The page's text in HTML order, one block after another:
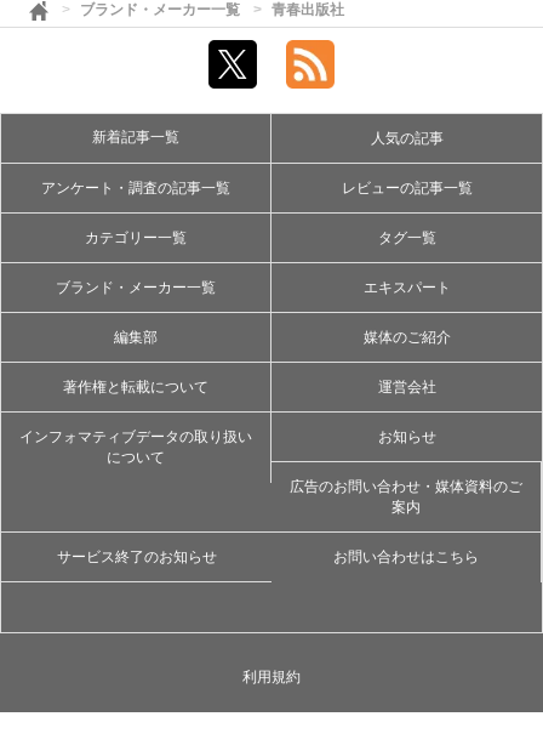
ブランド・メーカー一覧 青春出版社
新着記事一覧 人気の記事
アンケート・調査の記事一覧 レビューの記事一覧
カテゴリー一覧 タグ一覧
ブランド・メーカー一覧 エキスパート
編集部 媒体のご紹介
著作権と転載について 運営会社
インフォマティブデータの取り扱い
について
お知らせ
広告のお問い合わせ・媒体資料のご
案内
サービス終了のお知らせ お問い合わせはこちら
利用規約